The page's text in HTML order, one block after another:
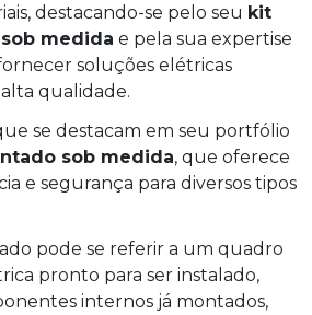
destacando-se pelo seu kit
medida e pela sua expertise
soluções elétricas
qualidade.
se destacam em seu portfólio
sob medida, que oferece
e segurança para diversos tipos
pode se referir a um quadro
pronto para ser instalado,
internos já montados,